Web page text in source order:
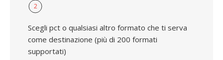
2
Scegli pct o qualsiasi altro formato che ti serva
come destinazione (più di 200 formati
supportati)